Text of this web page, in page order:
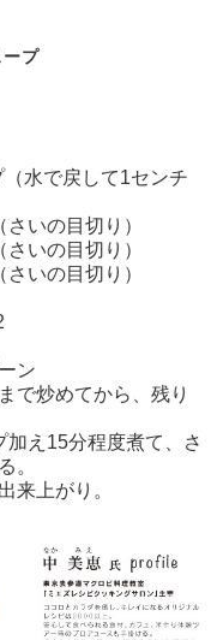
ープ
戻して1センチ
目切り）
目切り）
目切り）
ン
で炒めてから、残り
え15分程度煮て、さ
。
来上がり。